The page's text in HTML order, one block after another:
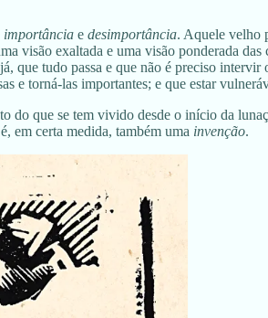
importância e desimportância. Aquele velho
visão exaltada e uma visão ponderada
que tudo passa e que não é preciso intervir
e torná-las importantes; e que estar
do que se tem vivido desde o início da
em certa medida, também uma invenção.